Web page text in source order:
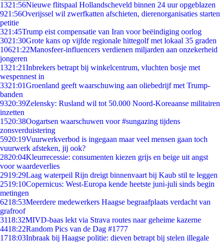
1321:56Nieuwe flitspaal Hollandscheveld binnen 24 uur opgeblazen
921:56Overijssel wil zwerfkatten afschieten, dierenorganisaties starten
petitie
321:45Trump eist compensatie van Iran voor beëindiging oorlog
3021:30Grote kans op vijfde regionale hittegolf met lokaal 35 graden
10621:22Manosfeer-influencers verdienen miljarden aan onzekerheid
jongeren
1321:21Inbrekers betrapt bij winkelcentrum, vluchten bosje met
wespennest in
3321:01Groenland geeft waarschuwing aan oliebedrijf met Trump-
banden
9320:39Zelensky: Rusland wil tot 50.000 Noord-Koreaanse militairen
inzetten
1520:38Oogartsen waarschuwen voor #sungazing tijdens
zonsverduistering
5920:19Vuurwerkverbod is ingegaan maar veel mensen gaan toch
vuurwerk afsteken, jij ook?
2820:04Kleurrecessie: consumenten kiezen grijs en beige uit angst
voor waardeverlies
2919:29Laag waterpeil Rijn dreigt binnenvaart bij Kaub stil te leggen
2519:10Copernicus: West-Europa kende heetste juni-juli sinds begin
metingen
6218:53Meerdere medewerkers Haagse begraafplaats verdacht van
grafroof
3118:32MIVD-baas lekt via Strava routes naar geheime kazerne
4418:22Random Pics van de Dag #1777
1718:03Inbraak bij Haagse politie: dieven betrapt bij stelen illegale